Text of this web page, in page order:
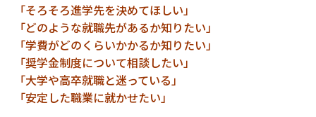
「そろそろ進学先を決めてほしい」
「どのような就職先があるか知りたい」
「学費がどのくらいかかるか知りたい」
「奨学金制度について相談したい」
「大学や高卒就職と迷っている」
「安定した職業に就かせたい」